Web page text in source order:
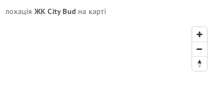
локація ЖК City Bud на карті